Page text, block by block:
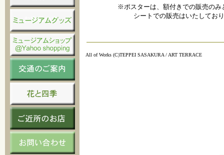
※ポスターは、額付きでの販売のみ
シートでの販売はいたしてお
All of Works (C)TEPPEI SASAKURA / ART TERRACE